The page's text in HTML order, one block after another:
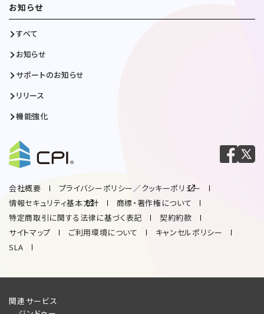
お知らせ
すべて
お知らせ
サポートのお知らせ
リリース
機能強化
会社概要
プライバシーポリシー／クッキーポリシー
情報セキュリティ基本方針
商標・著作権について
特定商取引に関する法律に基づく表記
契約約款
サイトマップ
ご利用環境について
キャンセルポリシー
SLA
関連サービス